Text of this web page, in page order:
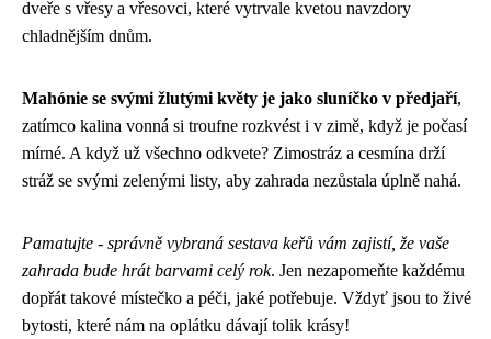
dveře s vřesy a vřesovci, které vytrvale kvetou navzdory
chladnějším dnům.
Mahónie se svými žlutými květy je jako sluníčko v předjaří,
zatímco kalina vonná si troufne rozkvést i v zimě, když je počasí
mírné. A když už všechno odkvete? Zimostráz a cesmína drží
stráž se svými zelenými listy, aby zahrada nezůstala úplně nahá.
Pamatujte - správně vybraná sestava keřů vám zajistí, že vaše
zahrada bude hrát barvami celý rok. Jen nezapomeňte každému
dopřát takové místečko a péči, jaké potřebuje. Vždyť jsou to živé
bytosti, které nám na oplátku dávají tolik krásy!